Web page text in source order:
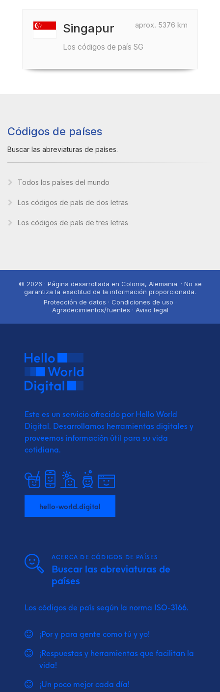
aprox. 5376 km
Singapur
Los códigos de país SG
Códigos de países
Buscar las abreviaturas de países.
Todos los países del mundo
Los códigos de país de dos letras
Los códigos de país de tres letras
© 2026 · Página desarrollada en Colonia, Alemania. · No se
garantiza la exactitud de la información proporcionada.
Protección de datos · Condiciones de uso ·
Agradecimientos/fuentes · Aviso legal
Este es un servicio ofrecido por Hello World
Digital. Desarrollamos herramientas digitales y
proveemos información útil para su vida
cotidiana.
hello-world.digital
ACERCA DE CÓDIGOS DE PAÍSES
Buscar las abreviaturas de
países
Los códigos de país según la norma ISO-3166.
¡Por y para gente como tú y yo!
¡Respuestas y herramientas que facilitan la
vida!
¡Un poco mejor cada día!